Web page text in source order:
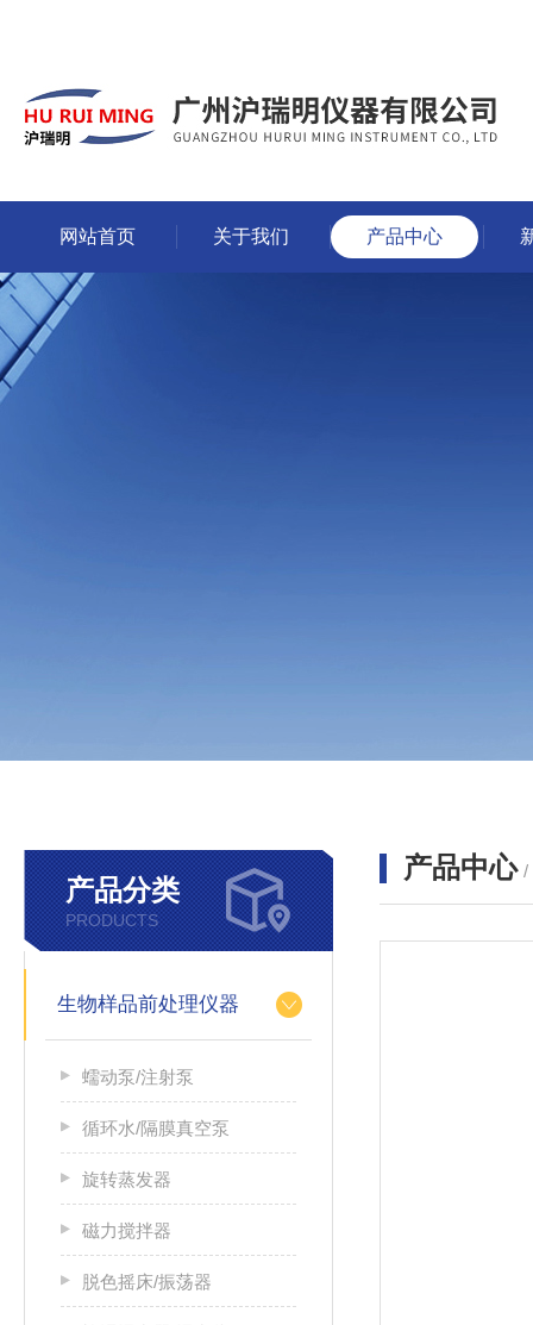
网站首页 关于我们 产品中心
产品分类
PRODUCTS
生物样品前处理仪器
蠕动泵/注射泵
循环水/隔膜真空泵
旋转蒸发器
磁力搅拌器
脱色摇床/振荡器
产品中心 /